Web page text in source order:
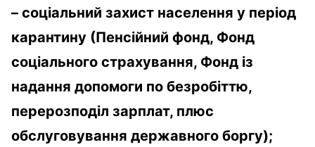
– соціальний захист населення у період
карантину (Пенсійний фонд, Фонд
соціального страхування, Фонд із
надання допомоги по безробіттю,
перерозподіл зарплат, плюс
обслуговування державного боргу);